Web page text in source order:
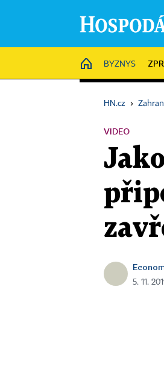
HOME
BYZNYS
HN.cz ›
VIDEO
5. 11.